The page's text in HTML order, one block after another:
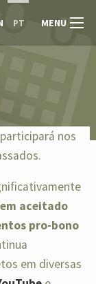
PT MENU
nos
aceitado
pro-bono
em diversas